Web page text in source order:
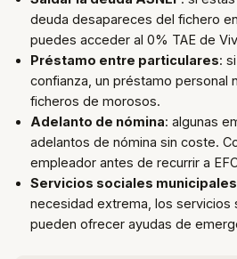
deuda desapareces del fichero
puedes acceder al 0% TAE de
Préstamo entre particulares:
confianza, un préstamo personal
ficheros de morosos.
Adelanto de nómina: algunas
adelantos de nómina sin coste.
empleador antes de recurrir a
Servicios sociales municipales
necesidad extrema, los servicios
pueden ofrecer ayudas de